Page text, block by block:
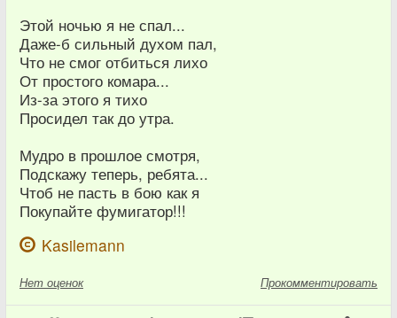
Этой ночью я не спал...
Даже-б сильный духом пал,
Что не смог отбиться лихо
От простого комара...
Из-за этого я тихо
Просидел так до утра.
Мудро в прошлое смотря,
Подскажу теперь, ребята...
Чтоб не пасть в бою как я
Покупайте фумигатор!!!
Kasilemann
Нет оценок Прокомментировать